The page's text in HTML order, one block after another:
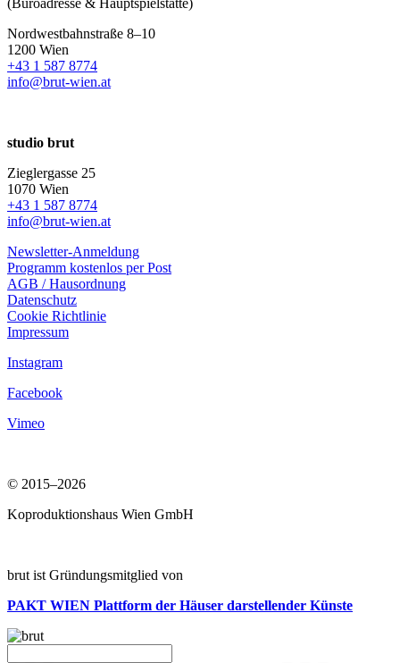
(Büroadresse & Hauptspielstätte)
Nordwestbahnstraße 8–10
1200 Wien
+43 1 587 8774
info@brut-wien.at
studio brut
Zieglergasse 25
1070 Wien
+43 1 587 8774
info@brut-wien.at
Newsletter-Anmeldung
Programm kostenlos per Post
AGB / Hausordnung
Datenschutz
Cookie Richtlinie
Impressum
Instagram
Facebook
Vimeo
© 2015–2026
Koproduktionshaus Wien GmbH
brut ist Gründungsmitglied von
PAKT WIEN Plattform der Häuser darstellender Künste